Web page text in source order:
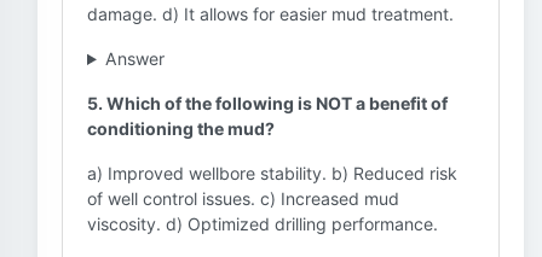
damage. d) It allows for easier mud treatment.
Answer
5. Which of the following is NOT a benefit of
conditioning the mud?
a) Improved wellbore stability. b) Reduced risk
of well control issues. c) Increased mud
viscosity. d) Optimized drilling performance.